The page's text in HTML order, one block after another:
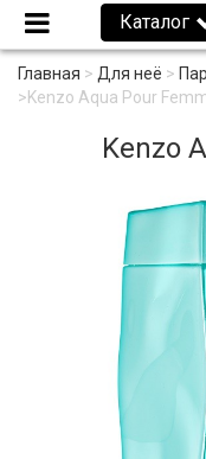
Каталог
Главная > Для неё >
>Kenzo Aqua Pour
Kenzo